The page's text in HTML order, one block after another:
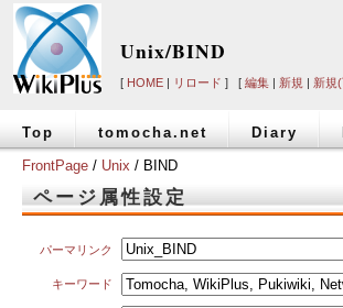
Unix/BIND
[ HOME | リロード ] [ 編集 | 新規 | 新規
Top tomocha.net Diary
FrontPage / Unix / BIND
ページ属性設定
パーマリンク
キーワード